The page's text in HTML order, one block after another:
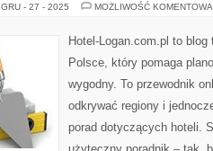
GRU - 27 - 2025 MOŻLIWOŚĆ
Hotel-Logan.com.pl to
Polsce, który pomaga
wygodny. To przewodnik
odkrywać regiony i
porad dotyczących hoteli.